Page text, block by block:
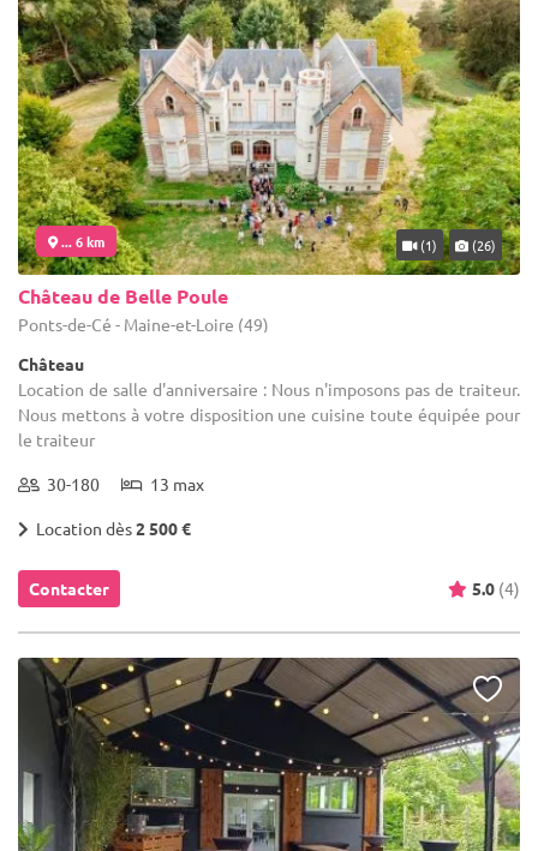
... 6 km (1) (26)
Château de Belle Poule
Ponts-de-Cé - Maine-et-Loire (49)
Château
Location de salle d'anniversaire : Nous n'imposons pas de traiteur.
Nous mettons à votre disposition une cuisine toute équipée pour
le traiteur
30-180 13 max
Location dès2 500 €
Contacter 5.0 (4)